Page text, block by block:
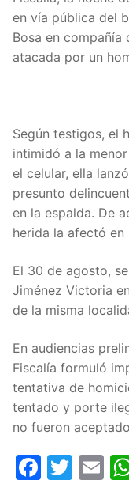
en vía pública del
Bosa en compañía
atacada por un
Según testigos, el
intimidó a la
el celular, ella
presunto
en la espalda. De
herida la afectó
El 30 de agosto,
Jiménez Victoria
de la misma
En audiencias
Fiscalía formuló
tentativa de
tentado y porte
no fueron